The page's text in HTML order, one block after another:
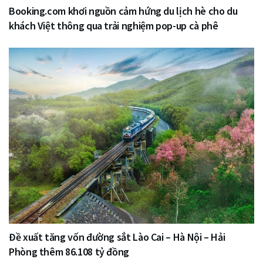
Booking.com khơi nguồn cảm hứng du lịch hè cho du
khách Việt thông qua trải nghiệm pop-up cà phê
Đề xuất tăng vốn đường sắt Lào Cai – Hà Nội – Hải
Phòng thêm 86.108 tỷ đồng